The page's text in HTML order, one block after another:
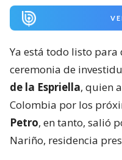
Ya está todo listo para
ceremonia de
de la Espriella, quien
Colombia por los
Petro, en tanto, salió
Nariño, residencia